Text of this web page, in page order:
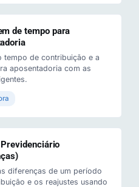
de tempo para
tempo de contribuição e a
aposentadoria com as
diferenças de um período
e os reajustes usando